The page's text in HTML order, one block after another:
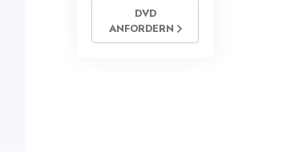
DVD
ANFORDERN